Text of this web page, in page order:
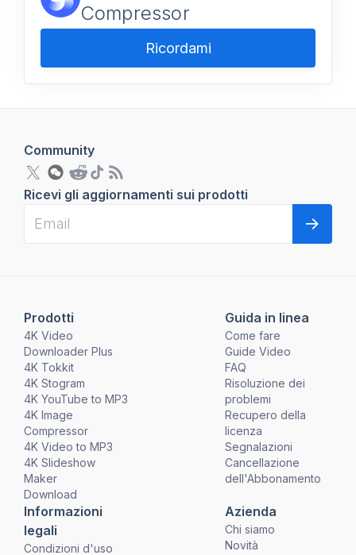
Compressor
Ricordami
Prodotti
4K Video
Downloader Plus
4K Tokkit
4K Stogram
4K YouTube to MP3
4K Image
Compressor
4K Video to MP3
4K Slideshow
Maker
Download
Guida in linea
Come fare
Guide Video
FAQ
Risoluzione dei
problemi
Recupero della
licenza
Segnalazioni
Cancellazione
dell'Abbonamento
Informazioni
legali
Condizioni d'uso
Azienda
Chi siamo
Novità
Community
Ricevi gli aggiornamenti sui prodotti